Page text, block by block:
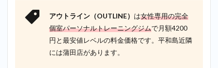
アウトライン（OUTLINE） は女性専用の完全
個室パーソナルトレーニングジムで月額4200
円と最安値レベルの料金価格です。平和島近隣
には蒲田店があります。